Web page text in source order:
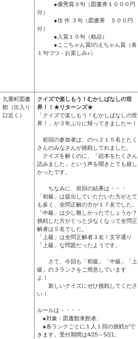
●優秀賞３句（図書券１０００円
分）
●佳 作 ３句（図書券 ５００円
分）
●入賞１０句（粗品）
●ここちゃん賞/のえちゃん賞（各
１句づつ・お楽しみ♪）
九重町図書
館（出入り
口近く）
クイズで楽しもう！むかしばなしの世
界！！★リターンズ★
「クイズで楽しもう！むかしばなしの世
界！」が３年ぶりに帰ってきましたー！
前回の参加者は、のべ２１５名とたく
さんのみなさんが挑戦してれました。
クイズを解くのに、「絵本をたくさん
読みました」という声を聞きとても嬉し
かったです。
ちなみに、前回の結果は・・・
「初級」は提出していただいた方がとて
も多く、全問正解の方が１７名でした。
「中級」は少し難しかったでしょうか？
挑戦した方がぐっと少なくなって全問正
解者は５名でした。
「上級」は全問正解者３名！文字通り
「上級」な問題だったようです。
さて、今回も「初級」「中級」「上
級」の３ランクをご用意しています
よ！
新しいクイズにぜひ挑戦してくださ
い！
ルールは・・・・
●対象：図書館来館者。
●各ランクごとに１人１回の挑戦がで
きます。受付期間は4/25～5/21。